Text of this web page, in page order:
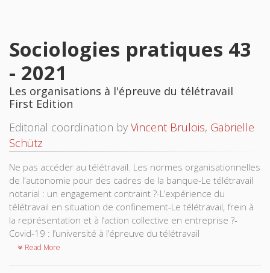
Sociologies pratiques 43
- 2021
Les organisations à l'épreuve du télétravail
First Edition
Editorial coordination by Vincent Brulois, Gabrielle
Schütz
Ne pas accéder au télétravail. Les normes organisationnelles
de l'autonomie pour des cadres de la banque-Le télétravail
notarial : un engagement contraint ?-L’expérience du
télétravail en situation de confinement-Le télétravail, frein à
la représentation et à l’action collective en entreprise ?-
Covid-19 : l’université à l’épreuve du télétravail
Read More